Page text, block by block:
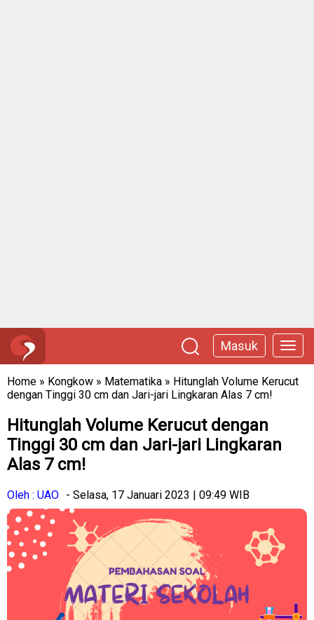
Masuk
Home » Kongkow » Matematika » Hitunglah Volume Kerucut
dengan Tinggi 30 cm dan Jari-jari Lingkaran Alas 7 cm!
Hitunglah Volume Kerucut dengan
Tinggi 30 cm dan Jari-jari Lingkaran
Alas 7 cm!
Oleh : UAO - Selasa, 17 Januari 2023 | 09:49 WIB